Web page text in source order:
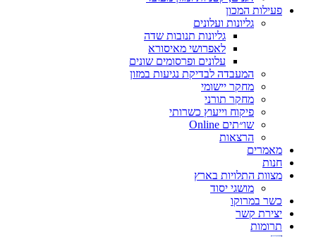
פעילות המכון
גליונות ועלונים
גליונות תנובות שדה
לאפרושי מאיסורא
עלונים ופרסומים שונים
המעבדה לבדיקת נגיעות במזון
מחקר יישומי
מחקר תורני
פיקוח וייעוץ כשרותי
שו״תים Online
הרצאות
מאמרים
חנות
מצוות התלויות בארץ
מושגי יסוד
כשר במרוקו
יצירת קשר
תרומות